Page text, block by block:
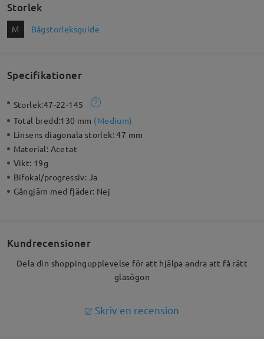
Storlek
M Bågstorleksguide
Specifikationer
Storlek:47-22-145
Total bredd:130 mm (Medium)
Linsens diagonala storlek:47 mm
Material: Acetat
Vikt: 19g
Bifokal/progressiv: Ja
Gångjärn med fjäder: Nej
Kundrecensioner
Dela din shoppingupplevelse för att hjälpa andra att få rätt
glasögon
Skriv en recension